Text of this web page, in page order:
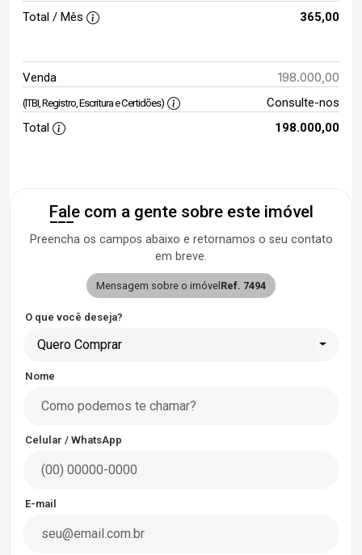
Total / Mês 365,00
Venda 198.000,00
(ITBI, Registro, Escritura e Certidões)
Consulte-nos
Total
198.000,00
Fale com a gente sobre este imóvel
Preencha os campos abaixo e retornamos o seu contato
em breve.
Mensagem sobre o imóvelRef. 7494
O que você deseja?
Quero Comprar
Nome
Celular / WhatsApp
E-mail